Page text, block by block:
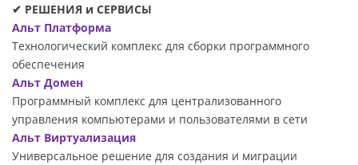
✔ РЕШЕНИЯ и СЕРВИСЫ
Альт Платформа
Технологический комплекс для сборки программного
обеспечения
Альт Домен
Программный комплекс для централизованного
управления компьютерами и пользователями в сети
Альт Виртуализация
Универсальное решение для создания и миграции